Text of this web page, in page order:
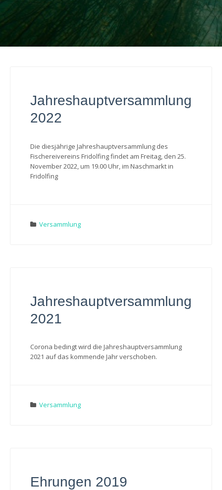
Jahreshauptversammlung
2022
Die diesjährige Jahreshauptversammlung des
Fischereivereins Fridolfing findet am Freitag, den 25.
November 2022, um 19.00 Uhr, im Naschmarkt in
Fridolfing
Versammlung
Jahreshauptversammlung
2021
Corona bedingt wird die Jahreshauptversammlung
2021 auf das kommende Jahr verschoben.
Versammlung
Ehrungen 2019